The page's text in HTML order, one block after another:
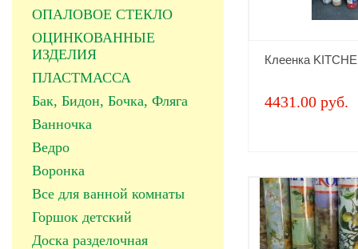
ОПАЛОВОЕ СТЕКЛО
ОЦИНКОВАННЫЕ
ИЗДЕЛИЯ
ПЛАСТМАССА
Бак, Бидон, Бочка, Фляга
Ванночка
Ведро
Воронка
Все для ванной комнаты
Горшок детский
Доска разделочная
Клеенка
4431.00 руб.